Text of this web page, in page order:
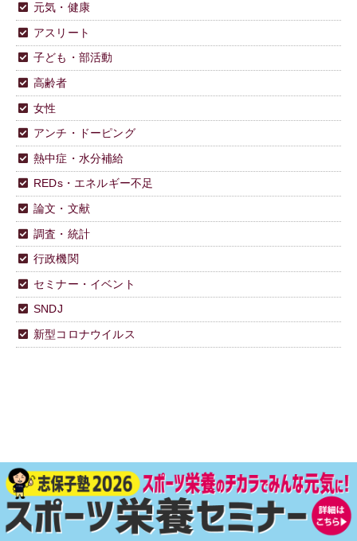
元気・健康
アスリート
子ども・部活動
高齢者
女性
アンチ・ドーピング
熱中症・水分補給
REDs・エネルギー不足
論文・文献
調査・統計
行政機関
セミナー・イベント
SNDJ
新型コロナウイルス